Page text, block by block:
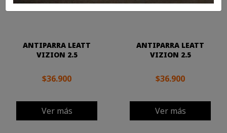
ANTIPARRA LEATT
VIZION 2.5
$36.900
Ver más
ANTIPARRA LEATT
VIZION 2.5
$36.900
Ver más